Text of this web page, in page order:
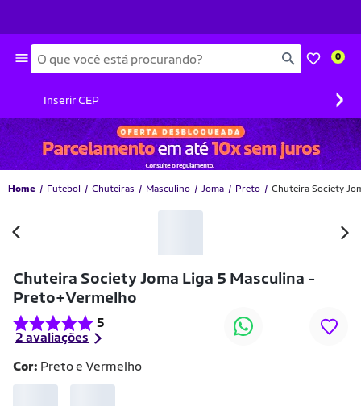
Busca 0
Inserir CEP ›
Home Futebol Chuteiras Masculino Joma Preto Chuteira Society
Chuteira Society Joma Liga 5 Masculina -
Preto+Vermelho
5
2 avaliações
-40% OFF
Cor: Preto e Vermelho